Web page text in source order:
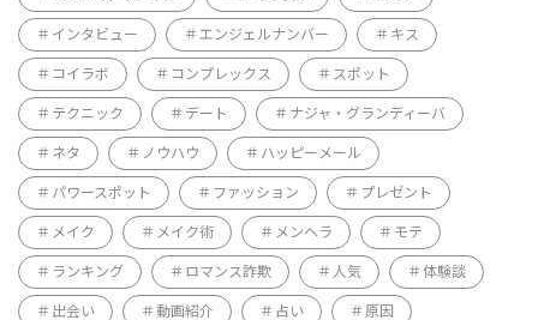
インタビュー エンジェルナンバー キス
コイラボ コンプレックス スポット
テクニック デート ナジャ・グランディーバ
ネタ ノウハウ ハッピーメール
パワースポット ファッション プレゼント
メイク メイク術 メンヘラ モテ
ランキング ロマンス詐欺 人気 体験談
出会い 動画紹介 占い 原因